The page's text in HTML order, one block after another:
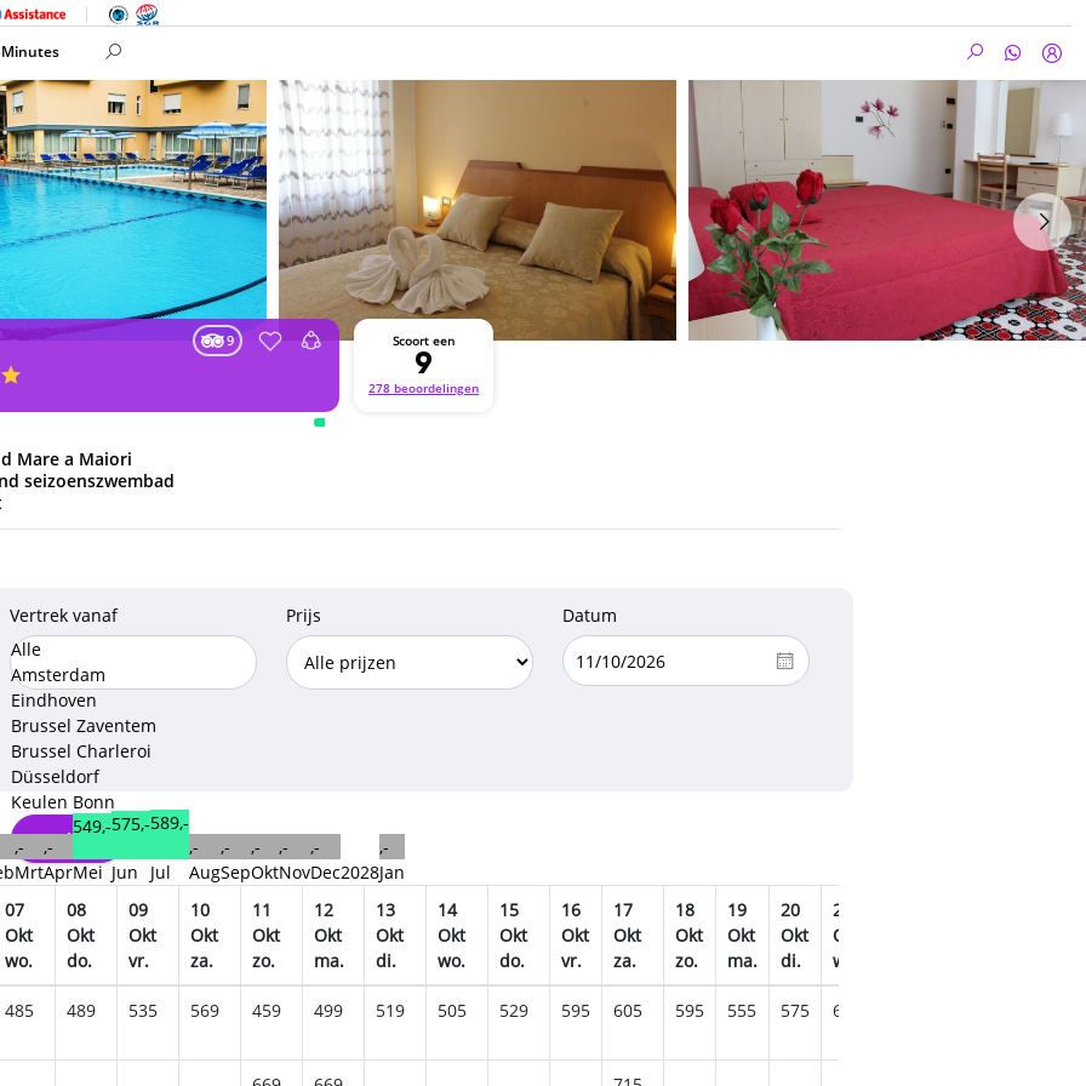
9 Scoort een
9
278 beoordelingen
Mare a Maiori
seizoenszwembad
Vertrek vanaf
Alle
Amsterdam
Eindhoven
Brussel Zaventem
Brussel Charleroi
Düsseldorf
Keulen Bonn
Opslaan
Prijs Datum
,-
Mrt
,-
Apr
549,-
Mei
575,-
Jun
589,-
Jul
,-
Aug
,-
Sep
,-
Okt
,-
Nov
,-
Dec2028
,-
Jan
07
Okt
wo.
08
Okt
do.
09
Okt
vr.
10
Okt
za.
11
Okt
zo.
12
Okt
ma.
13
Okt
di.
14
Okt
wo.
15
Okt
do.
16
Okt
vr.
17
Okt
za.
18
Okt
zo.
19
Okt
ma.
20
Okt
di.
21
Okt
wo.
485 489 535 569 459 499 519 505 529 595 605 595 555 575 649